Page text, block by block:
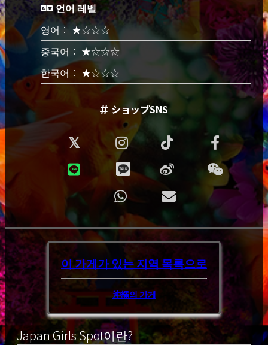
언어 레벨
영어： ★☆☆☆
중국어： ★☆☆☆
한국어： ★☆☆☆
ショップSNS
이 가게가 있는 지역 목록으로
沖縄의 가게
Japan Girls Spot이란?